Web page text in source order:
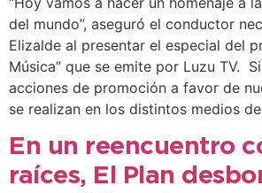
del mundo”, aseguró el conductor
Elizalde al presentar el especial del
Música” que se emite por Luzu TV.
acciones de promoción a favor de
se realizan en los distintos medios
En un reencuentro
raíces, El Plan